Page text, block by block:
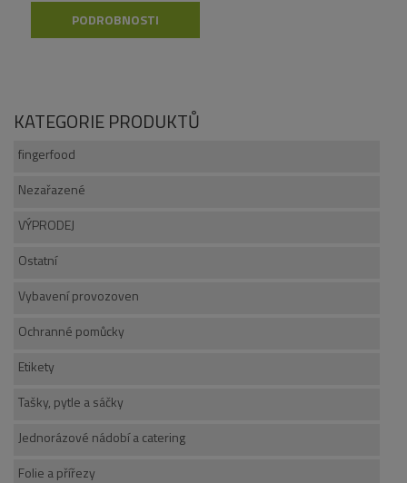
PODROBNOSTI
KATEGORIE PRODUKTŮ
fingerfood
Nezařazené
VÝPRODEJ
Ostatní
Vybavení provozoven
Ochranné pomůcky
Etikety
Tašky, pytle a sáčky
Jednorázové nádobí a catering
Folie a přířezy